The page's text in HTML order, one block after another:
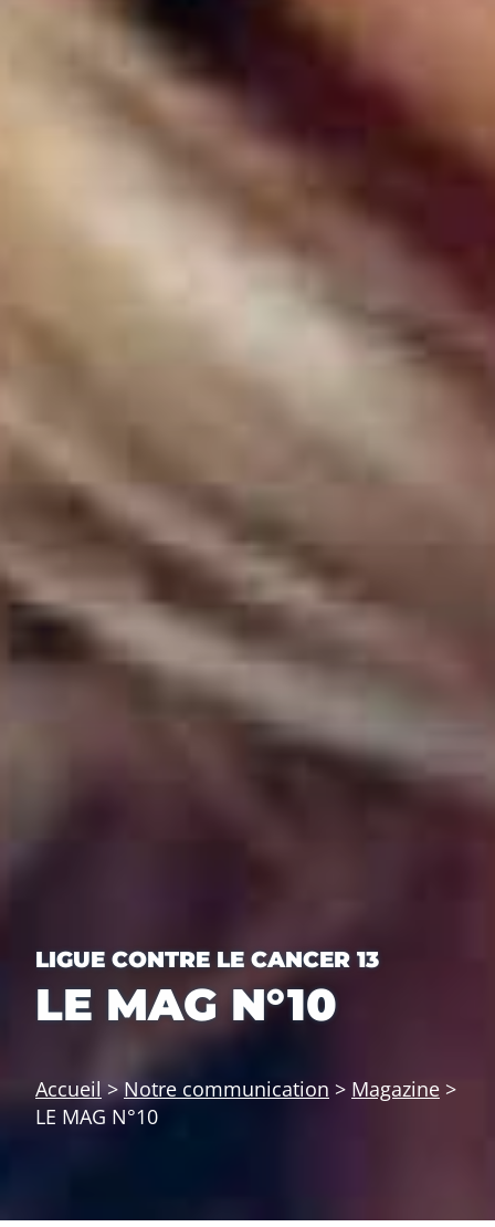
LIGUE CONTRE LE CANCER 13
LE MAG N°10
Accueil >Notre communication > Magazine >
LE MAG N°10